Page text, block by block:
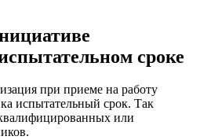
сроке
при приеме на работу
испытательный срок. Так
или